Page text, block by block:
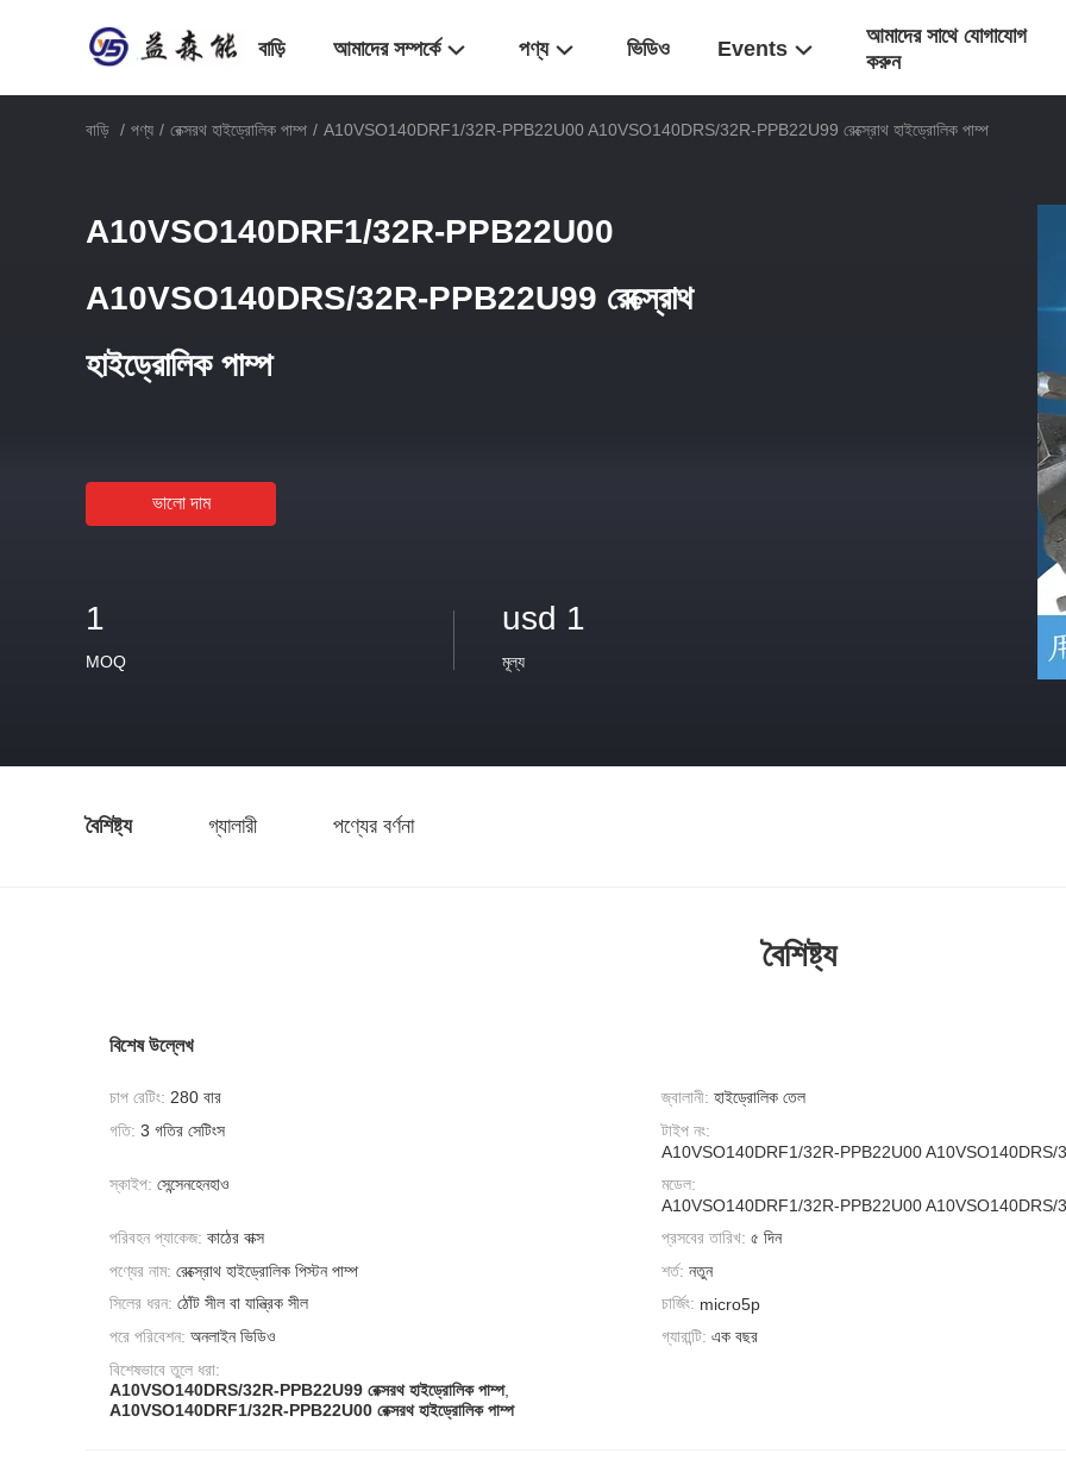
বাড়ি আমাদের সম্পর্কে পণ্য ভিডিও Events
আমাদের সাথে যোগাযোগ
করুন
বাড়ি / পণ্য / রেক্সরথ হাইড্রোলিক পাম্প / A10VSO140DRF1/32R-PPB22U00 A10VSO140DRS/32R-PPB22U99 রেক্স্রোথ হাইড্রোলিক পাম্প
A10VSO140DRF1/32R-PPB22U00
A10VSO140DRS/32R-PPB22U99 রেক্স্রোথ
হাইড্রোলিক পাম্প
ভালো দাম
1
MOQ
usd 1
মূল্য
বৈশিষ্ট্য গ্যালারী পণ্যের বর্ণনা
বৈশিষ্ট্য
বিশেষ উল্লেখ
চাপ রেটিং: 280 বার জ্বালানী: হাইড্রোলিক তেল
গতি: 3 গতির সেটিংস
টাইপ নং:
A10VSO140DRF1/32R-PPB22U00 A10VSO140DRS/
স্কাইপ: সেন্সেনহেনহাও
মডেল:
A10VSO140DRF1/32R-PPB22U00 A10VSO140DRS/
পরিবহন প্যাকেজ: কাঠের বাক্স প্রসবের তারিখ: ৫ দিন
পণ্যের নাম: রেক্স্রোথ হাইড্রোলিক পিস্টন পাম্প শর্ত: নতুন
সিলের ধরন: ঠোঁট সীল বা যান্ত্রিক সীল চার্জিং: micro5p
পরে পরিবেশন: অনলাইন ভিডিও গ্যারান্টি: এক বছর
বিশেষভাবে তুলে ধরা:
A10VSO140DRS/32R-PPB22U99 রেক্সরথ হাইড্রোলিক পাম্প,
A10VSO140DRF1/32R-PPB22U00 রেক্সরথ হাইড্রোলিক পাম্প